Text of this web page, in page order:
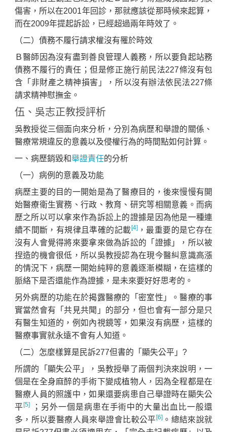
傷害，所以在2001年回診，那就應該從那時候來起算，
而在2009年提起訴訟，已經超過兩年時效了。
（二）債務不履行請求權沒有罹於時效
Ｂ醫師因為沒有盡到善良管理人義務，所以要負起站務
債務不履行的責任；但是修正施行前民法227條沒有包
含「非財產之精神損害」，所以沒有辦法依民法227條
請求精神慰撫金。
伍、吳志正教授評析
吳教授從三個面向來分析，分別為病歷和舉證的關係、
醫療常規違反的意義以及侵權行為的時間點如何計算。
一、病歷銷毀和舉證責任的分析
（一）病例的意義及功能
病歷主要的目的一開始是為了醫療目的，後來慢慢有開
始醫療衛生實務、行政、教育、研究等相關意義。而病
歷之所以可以拿來作為訴訟上的證據是因為他是一種連
續不間斷，有規律且準確的記載[4]，最重要的是它存在
沒有人會覺得將來要拿來做為訴訟的「證據」，所以被
捏造的機會很低，所以吳教授認為在現今醫糾意識高漲
的情況下，病歷一開始純粹的意義逐漸模糊，在這樣的
脈絡下是否還能作為證據，是未來要好好思考的。
另外病歷的功能在於揭露醫療的「密室性」。醫療的事
實當然會有「共見共聞」的部分，但也會有一部分是只
有醫生知道的，例如內視鏡等，如果沒有病歷，這樣的
醫療事實就永遠不會有人知道。
（二）怎麼樣算是民訴277但書的「顯失公平」?
所謂的「顯失公平」，吳教授舉了兩個判決來說明，一
個是在全身麻醉的手術下變成植物人，因為全程都是在
醫療人員的照護中，如果還要病患自己舉證時在顯失公
平[5]；另外一個是病患在手術中的大量出血比一般還
多，所以要醫療人員來舉證會比較公平[6]。總結來說就